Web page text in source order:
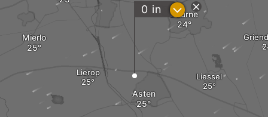
Lierop
Asten
Deurne
Mierlo
Liessel
0 in ?